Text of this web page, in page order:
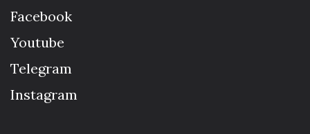
Facebook
Youtube
Telegram
Instagram